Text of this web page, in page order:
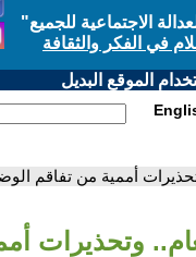
الاجتماعية للجميع"
في الفكر والثقافة
الموقع البديل
أممية من تفاقم
وتحذيرات